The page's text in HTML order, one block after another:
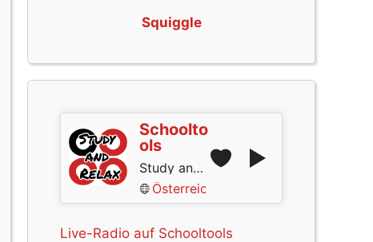
Squiggle
Schoolto
ols
Study and Relax
Österreich
Live-Radio auf Schooltools